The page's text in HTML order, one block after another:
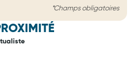
*Champs obligatoires